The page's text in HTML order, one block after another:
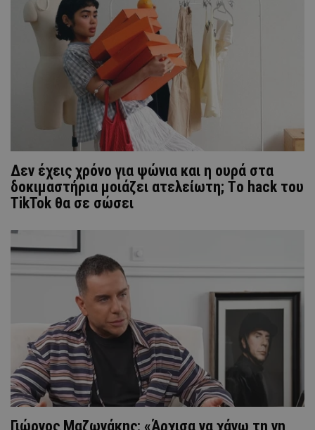
Δεν έχεις χρόνο για ψώνια και η ουρά στα
δοκιμαστήρια μοιάζει ατελείωτη; Tο hack του
TikTok θα σε σώσει
Γιώργος Μαζωνάκης: «Άρχισα να χάνω τη γη